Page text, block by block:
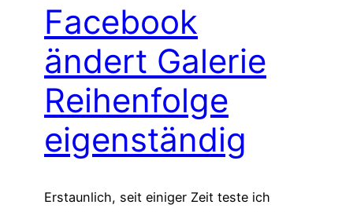
Facebook
ändert Galerie
Reihenfolge
eigenständig
Erstaunlich, seit einiger Zeit teste ich